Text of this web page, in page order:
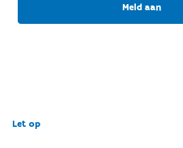
Meld aan
Let op